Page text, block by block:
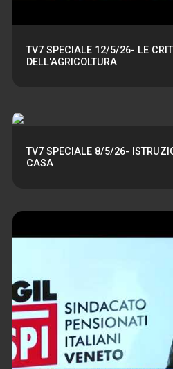
TV7 SPECIALE 12/5/26- LE
DELL'AGRICOLTURA
TV7 SPECIALE 8/5/26-
CASA